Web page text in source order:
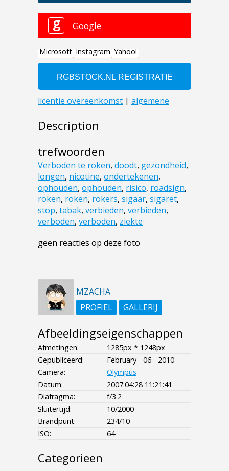
Description
trefwoorden
Verboden te roken, doodt, gezondheid,
longen, nicotine, ondertekenen,
ophouden, ophouden, risico, roadsign,
roken, roken, rokers, sigaar, sigaret,
stop, tabak, verbieden, verbieden,
verboden, verboden, ziekte
geen reacties op deze foto
MZACHA
PROFIEL
GALLERIJ
Afbeeldingseigenschappen
Afmetingen:
1285px * 1248px
Gepubliceerd:
February - 06 - 2010
Camera:
Olympus
Datum:
2007:04:28 11:21:41
Diafragma:
f/3.2
Sluitertijd:
10/2000
Brandpunt:
234/10
ISO:
64
Categorieen